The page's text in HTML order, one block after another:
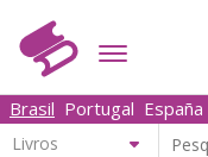
Brasil Portugal España